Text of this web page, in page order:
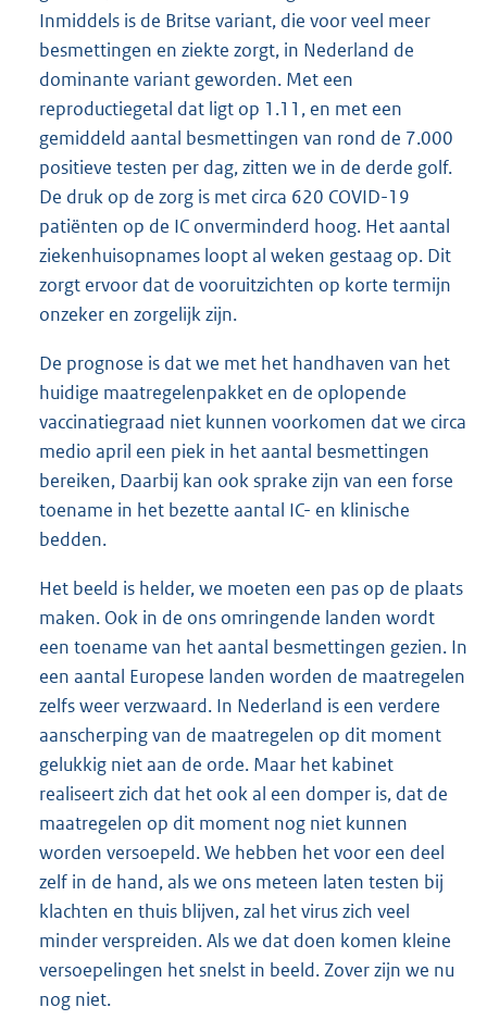
Inmiddels is de Britse variant, die voor veel meer
besmettingen en ziekte zorgt, in Nederland de
dominante variant geworden. Met een
reproductiegetal dat ligt op 1.11, en met een
gemiddeld aantal besmettingen van rond de 7.000
positieve testen per dag, zitten we in de derde golf.
De druk op de zorg is met circa 620 COVID-19
patiënten op de IC onverminderd hoog. Het aantal
ziekenhuisopnames loopt al weken gestaag op. Dit
zorgt ervoor dat de vooruitzichten op korte termijn
onzeker en zorgelijk zijn.
De prognose is dat we met het handhaven van het
huidige maatregelenpakket en de oplopende
vaccinatiegraad niet kunnen voorkomen dat we circa
medio april een piek in het aantal besmettingen
bereiken, Daarbij kan ook sprake zijn van een forse
toename in het bezette aantal IC- en klinische
bedden.
Het beeld is helder, we moeten een pas op de plaats
maken. Ook in de ons omringende landen wordt
een toename van het aantal besmettingen gezien. In
een aantal Europese landen worden de maatregelen
zelfs weer verzwaard. In Nederland is een verdere
aanscherping van de maatregelen op dit moment
gelukkig niet aan de orde. Maar het kabinet
realiseert zich dat het ook al een domper is, dat de
maatregelen op dit moment nog niet kunnen
worden versoepeld. We hebben het voor een deel
zelf in de hand, als we ons meteen laten testen bij
klachten en thuis blijven, zal het virus zich veel
minder verspreiden. Als we dat doen komen kleine
versoepelingen het snelst in beeld. Zover zijn we nu
nog niet.